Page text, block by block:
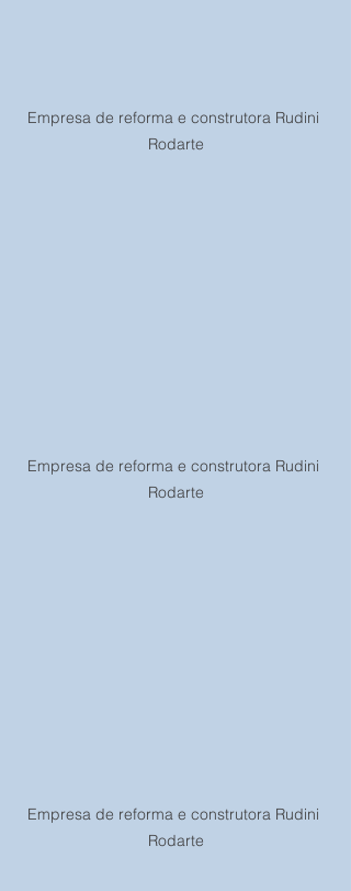
Empresa de reforma e construtora Rudini
Rodarte
Empresa de reforma e construtora Rudini
Rodarte
Empresa de reforma e construtora Rudini
Rodarte